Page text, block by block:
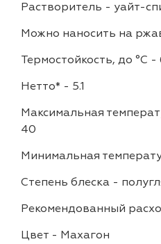
Растворитель - уайт-
Можно наносить на
Термостойкость, до °C -
Нетто* - 5.1
Максимальная
40
Минимальная
Степень блеска -
Рекомендованный
Цвет - Махагон